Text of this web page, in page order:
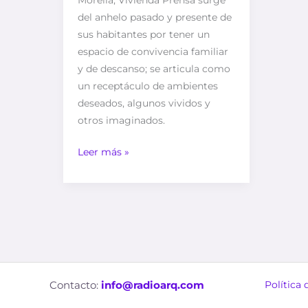
del anhelo pasado y presente de
sus habitantes por tener un
espacio de convivencia familiar
y de descanso; se articula como
un receptáculo de ambientes
deseados, algunos vividos y
otros imaginados.
Leer más »
Contacto: info@radioarq.com Política